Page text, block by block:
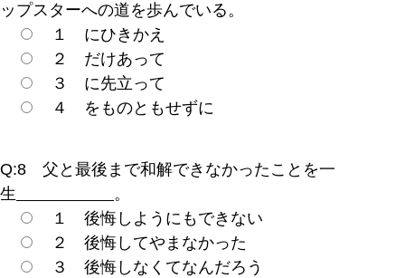
ップスターへの道を歩んでいる。
１ にひきかえ
２ だけあって
３ に先立って
４ をものともせずに
Q:8 父と最後まで和解できなかったことを一
生
。
１ 後悔しようにもできない
２ 後悔してやまなかった
３ 後悔しなくてなんだろう